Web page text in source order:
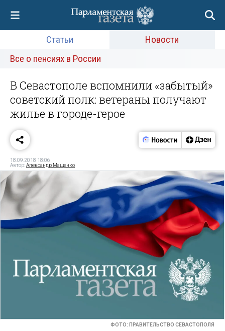
Статьи
Новости
Все о пенсиях в России
В Севастополе вспомнили «забытый»
советский полк: ветераны получают
жилье в городе-герое
18.09.2018 18:06
Автор:Александр Мащенко
ФОТО: ПРАВИТЕЛЬСТВО СЕВАСТОПОЛЯ